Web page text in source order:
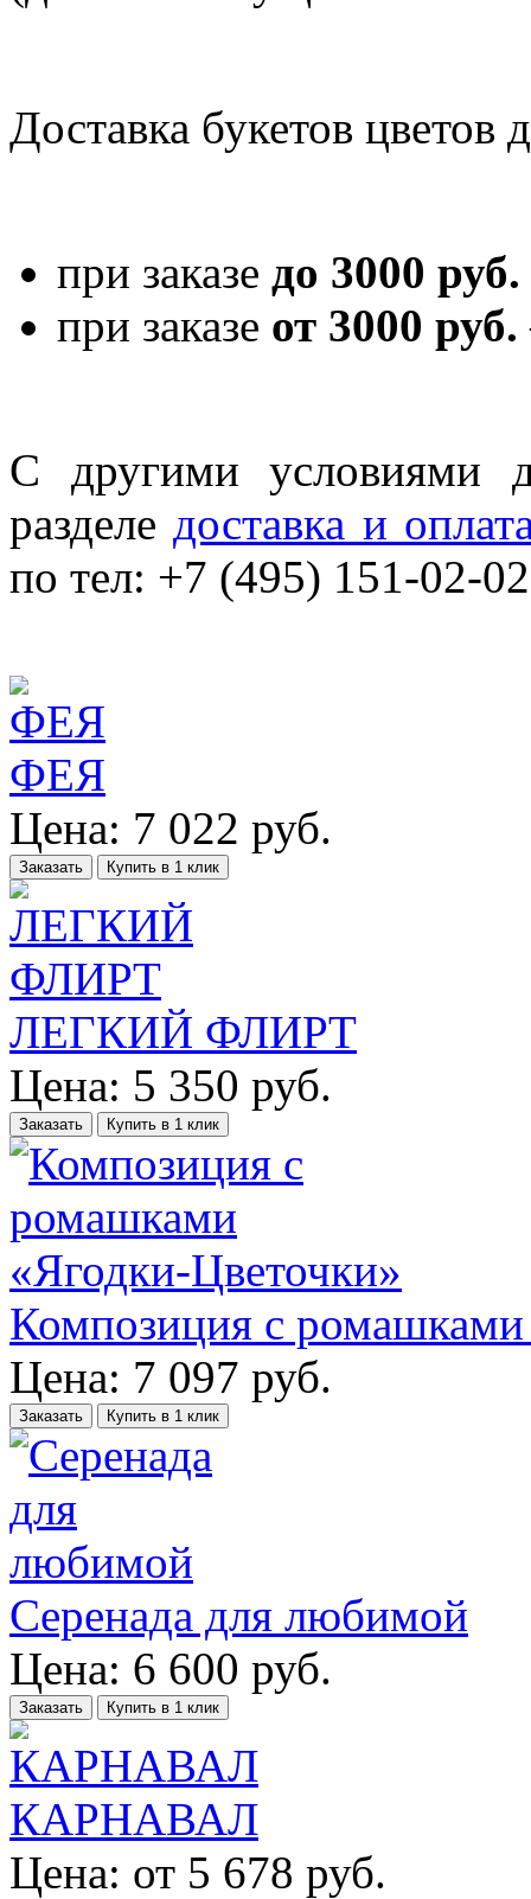
Доставка букетов
при заказе до 3000 руб.
при заказе от 3000 руб.
С другими условиями
разделе доставка и
по тел: +7 (495) 151-02-02
ФЕЯ
Цена: 7 022 руб.
Заказать Купить в 1 клик
ЛЕГКИЙ ФЛИРТ
Цена: 5 350 руб.
Заказать Купить в 1 клик
Композиция с
Цена: 7 097 руб.
Заказать Купить в 1 клик
Серенада для любимой
Цена: 6 600 руб.
Заказать Купить в 1 клик
КАРНАВАЛ
Цена: от 5 678 руб.